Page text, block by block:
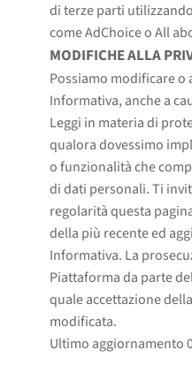
di terze parti
come AdChoice o All
MODIFICHE ALLA
Possiamo modificare o
Informativa, anche a
Leggi in materia di
qualora dovessimo
o funzionalità che
di dati personali. Ti
regolarità questa
della più recente ed
Informativa. La
Piattaforma da parte
quale accettazione
modificata.
Ultimo aggiornamento